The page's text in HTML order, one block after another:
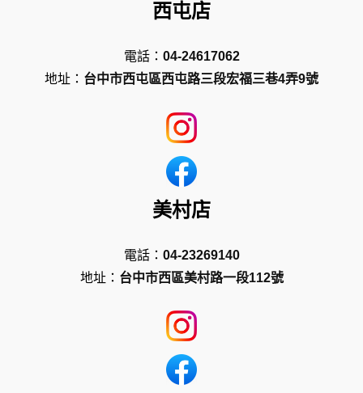
西屯店
電話： 04-24617062
地址： 台中市西屯區西屯路三段宏福三巷4弄9號
美村店
電話： 04-23269140
地址： 台中市西區美村路一段112號